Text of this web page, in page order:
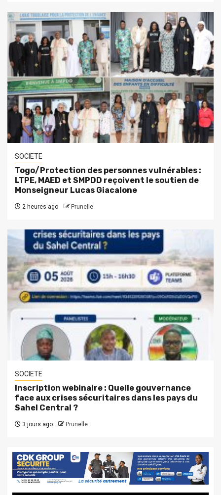
SOCIETE
Togo/Protection des personnes vulnérables :
LTPE, MAED et SMPDD reçoivent le soutien de
Monseigneur Lucas Giacalone
2 heures ago Prunelle
SOCIETE
Inscription webinaire : Quelle gouvernance
face aux crises sécuritaires dans les pays du
Sahel Central ?
3 jours ago Prunelle